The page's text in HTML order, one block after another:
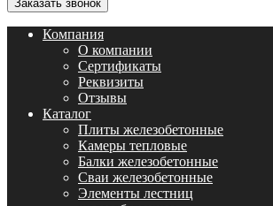
Заказать звонок
Компания
О компании
Сертификаты
Реквизиты
Отзывы
Каталог
Плиты железобетонные
Камеры тепловые
Балки железобетонные
Сваи железобетонные
Элементы лестниц